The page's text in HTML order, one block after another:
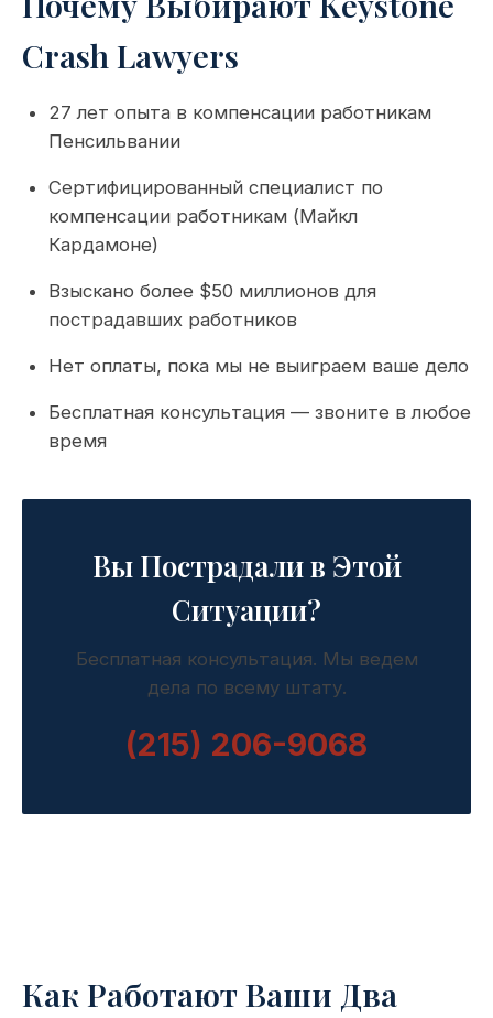
Crash Lawyers
27 лет опыта в компенсации работникам
Пенсильвании
Сертифицированный специалист по
компенсации работникам (Майкл
Кардамоне)
Взыскано более $50 миллионов для
пострадавших работников
Нет оплаты, пока мы не выиграем ваше дело
Бесплатная консультация — звоните в любое
время
Вы Пострадали в Этой
Ситуации?
Бесплатная консультация. Мы ведем
дела по всему штату.
(215) 206-9068
Как Работают Ваши Два